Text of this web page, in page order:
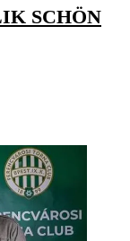
SCHÖN